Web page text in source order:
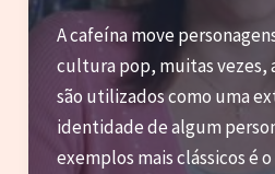
A cafeína move
cultura pop, muitas vezes,
são utilizados como uma
identidade de algum
exemplos mais clássicos é